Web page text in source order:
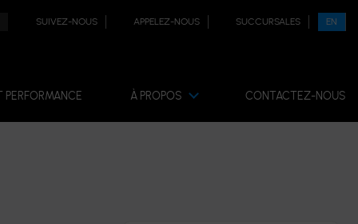
SUIVEZ-NOUS APPELEZ-NOUS SUCCURSALES EN
À PROPOS CONTACTEZ-NOUS